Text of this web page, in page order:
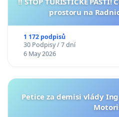
prostoru na
1 172 podpisů
30 Podpisy / 7 dní
6 May 2026
Petice za demisi vlády